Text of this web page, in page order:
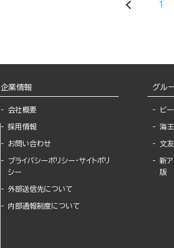
1
企業情報
会社概要
採用情報
お問い合わせ
プライバシーポリシー・サイトポリ
シー
外部送信先について
内部通報制度について
グル
ビ
海
文
新
版